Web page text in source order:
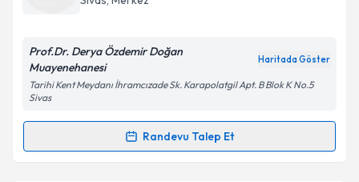
Metni'ni okudum ve kişisel verilerimin belirtilen
kapsamda işlenmesini kabul ediyorum.
Prof.Dr. Derya Özdemir Doğan
Muayenehanesi
Haritada Göster
Tarihi Kent Meydanı İhramcızade Sk. Karapolatgil Apt. B Blok K No.5
Sivas
Randevu Talep Et
Randevu Takvimi Talebi